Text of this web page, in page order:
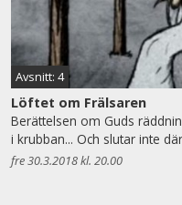
Avsnitt: 4
Löftet om Frälsaren
Berättelsen om Guds
i krubban... Och slutar inte
fre 30.3.2018 kl. 20.00